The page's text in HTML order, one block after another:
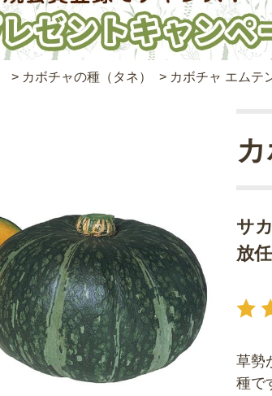
> カボチャの種（タネ） > カボチャ エムテ
サ
放
草勢
種で